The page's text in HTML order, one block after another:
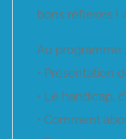
bons réflexes !
Au programme :
• Présentation
• Le handicap,
• Comment